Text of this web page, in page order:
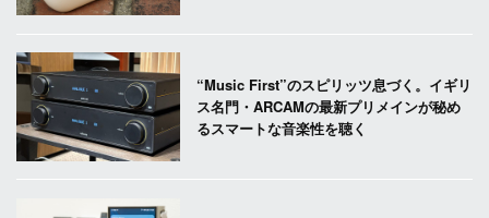
“Music First”のスピリッツ息づく。イギリ
ス名門・ARCAMの最新プリメインが秘め
るスマートな音楽性を聴く